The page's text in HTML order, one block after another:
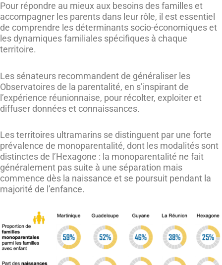
Pour répondre au mieux aux besoins des familles et
accompagner les parents dans leur rôle, il est essentiel
de comprendre les déterminants socio-économiques et
les dynamiques familiales spécifiques à chaque
territoire.
Les sénateurs recommandent de généraliser les
Observatoires de la parentalité, en s’inspirant de
l’expérience réunionnaise, pour récolter, exploiter et
diffuser données et connaissances.
Les territoires ultramarins se distinguent par une forte
prévalence de monoparentalité, dont les modalités sont
distinctes de l’Hexagone : la monoparentalité ne fait
généralement pas suite à une séparation mais
commence dès la naissance et se poursuit pendant la
majorité de l’enfance.